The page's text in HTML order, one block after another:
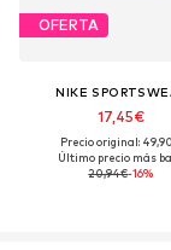
OFERTA
NIKE
17,45€
Precio original:
Último precio más
20,94€-16%